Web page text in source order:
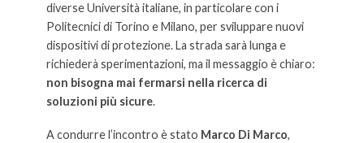
diverse Università italiane, in particolare con i
Politecnici di Torino e Milano, per sviluppare nuovi
dispositivi di protezione. La strada sarà lunga e
richiederà sperimentazioni, ma il messaggio è chiaro:
non bisogna mai fermarsi nella ricerca di
soluzioni più sicure.
A condurre l’incontro è stato Marco Di Marco,